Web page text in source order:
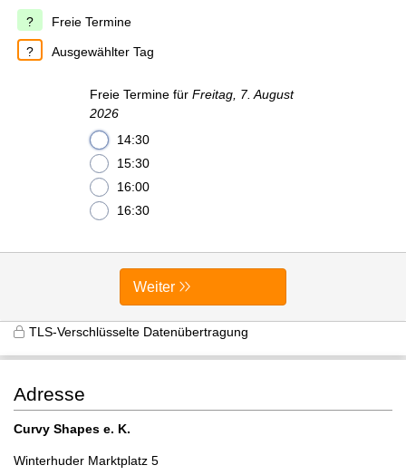
Freie Termine
Ausgewählter Tag
Freie Termine für Freitag, 7. August
2026
14:30
15:30
16:00
16:30
Weiter
TLS-Verschlüsselte Datenübertragung
Adresse
Curvy Shapes e. K.
Winterhuder Marktplatz 5